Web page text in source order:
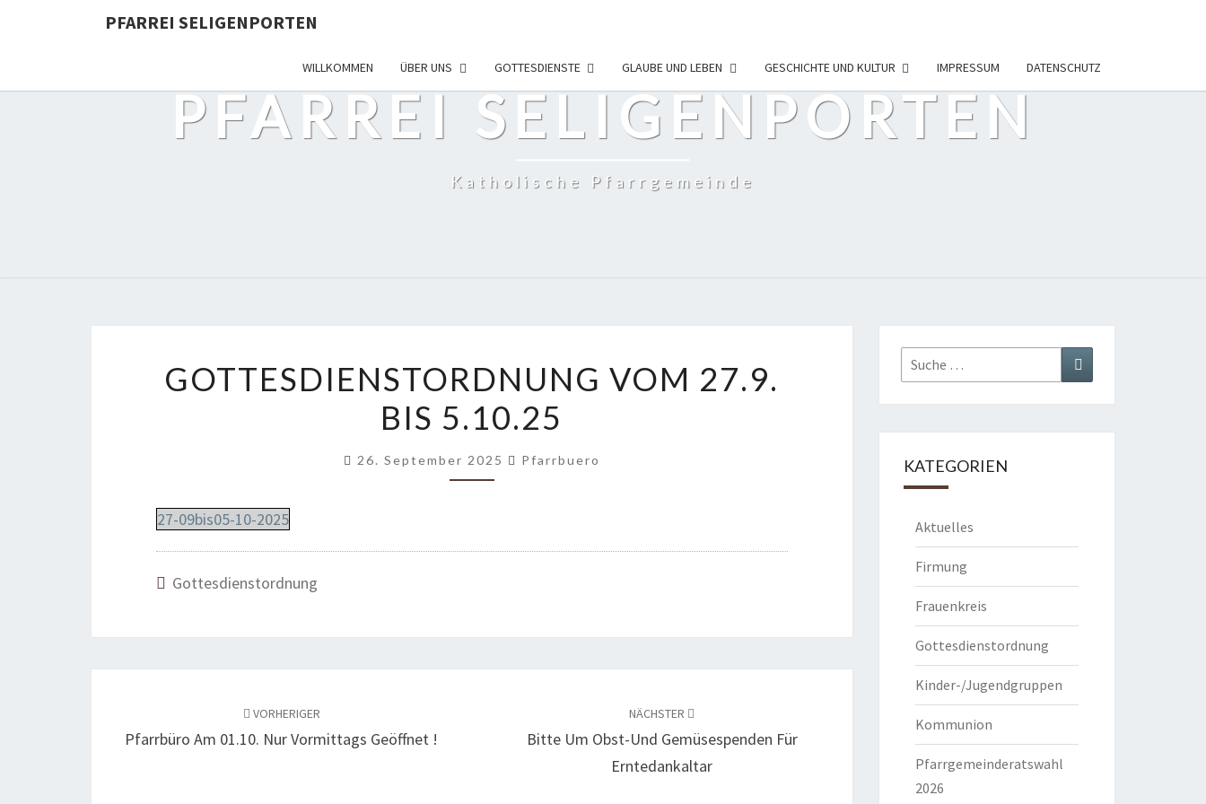
PFARREI SELIGENPORTEN
WILLKOMMEN ÜBER UNS GOTTESDIENSTE GLAUBE UND LEBEN GESCHICHTE UND KULTUR IMPRESSUM DATENSCHUTZ
PFARREI SELIGENPORTEN
Katholische Pfarrgemeinde
VOM
27.9.
BIS
5.10.25
GOTTESDIENSTORDNUNG VOM 27.9.
BIS 5.10.25
26. September 2025 Pfarrbuero
27-09bis05-10-2025
Gottesdienstordnung
VORHERIGER
Pfarrbüro Am 01.10. Nur Vormittags Geöffnet !
NÄCHSTER
Bitte Um Obst-Und Gemüsespenden Für
Erntedankaltar
Suche
nach:
Suchen
KATEGORIEN
Aktuelles
Firmung
Frauenkreis
Gottesdienstordnung
Kinder-/Jugendgruppen
Kommunion
Pfarrgemeinderatswahl
2026